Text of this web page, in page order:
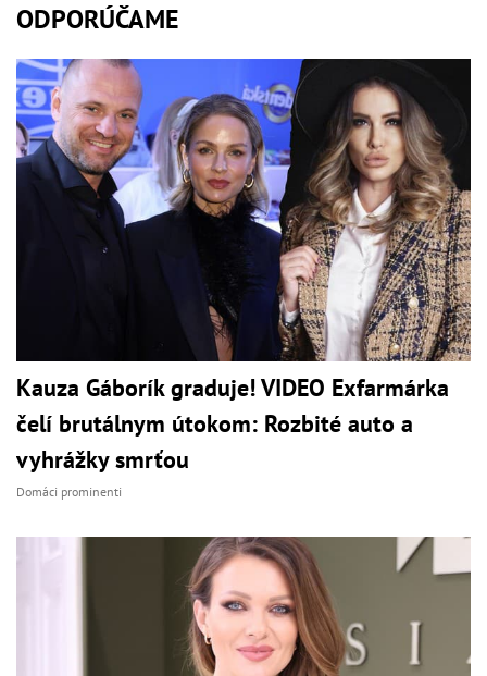
ODPORÚČAME
Kauza Gáborík graduje! VIDEO Exfarmárka
čelí brutálnym útokom: Rozbité auto a
vyhrážky smrťou
Domáci prominenti